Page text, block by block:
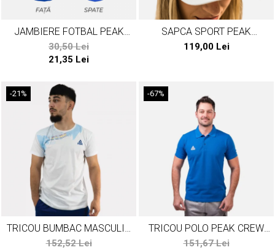
JAMBIERE FOTBAL PEAK
ALBASTRU
30,50 Lei
21,35 Lei
SAPCA SPORT PEAK
NADIA1976
119,00 Lei
-21%
TRICOU BUMBAC MASCULIN
TEAMROMANIA PARIS24 ALB
152,52 Lei
-67%
TRICOU POLO PEAK CREW
ALBASTRU
151,67 Lei